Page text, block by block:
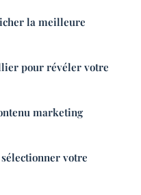
la meilleure
pour révéler votre
marketing
votre